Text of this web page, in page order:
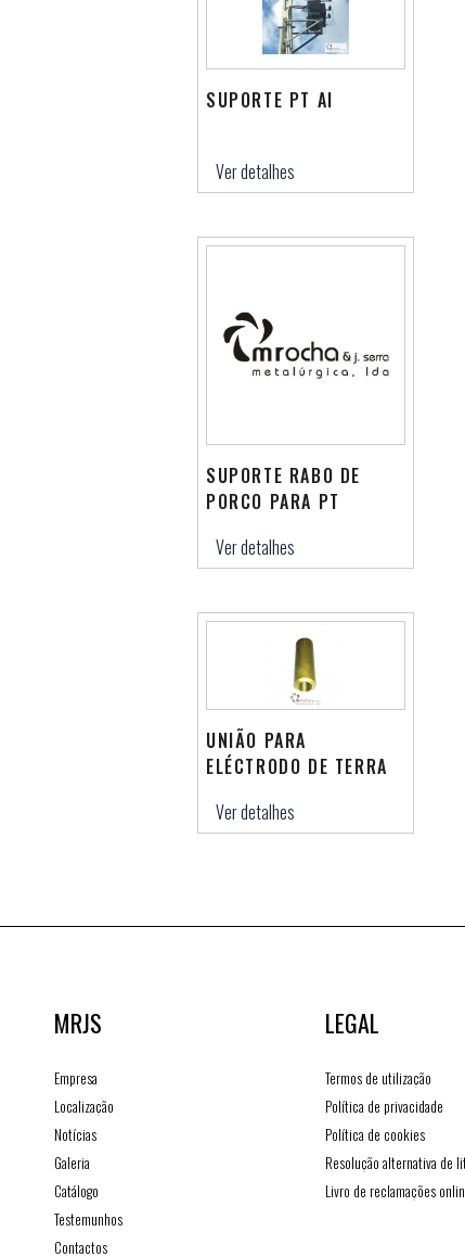
SUPORTE PT AI
Ver detalhes
SUPORTE RABO DE
PORCO PARA PT
Ver detalhes
UNIÃO PARA
ELÉCTRODO DE TERRA
Ver detalhes
MRJS
Empresa
Localização
Notícias
Galeria
Catálogo
Testemunhos
Contactos
LEGAL
Termos de utilização
Política de privacidade
Política de cookies
Resolução alternativa de
Livro de reclamações